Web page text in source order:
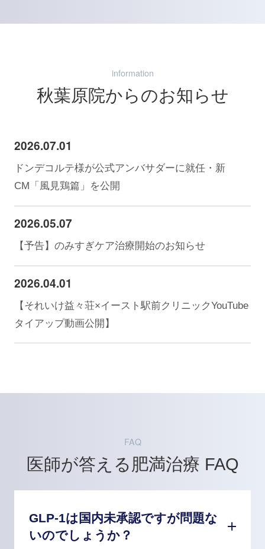
information
秋葉原院からのお知らせ
2026.07.01
ドンデコルテ様が公式アンバサダーに就任・新
CM「風見鶏篇」を公開
2026.05.07
【予告】のみすぎケア治療開始のお知らせ
2026.04.01
【それいけ益々荘×イースト駅前クリニックYouTube
タイアップ動画公開】
FAQ
医師が答える肥満治療 FAQ
GLP-1は国内未承認ですが問題な
いのでしょうか？